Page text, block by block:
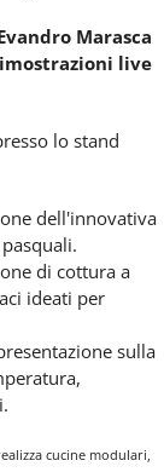
Marasca
live
lo stand
dell'innovativa
di cottura a
ideati per
sulla
cucine modulari,